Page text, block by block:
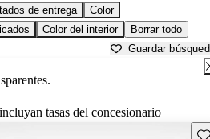
de entrega
Color
Color del interior Borrar todo
Guardar
tasas del concesionario